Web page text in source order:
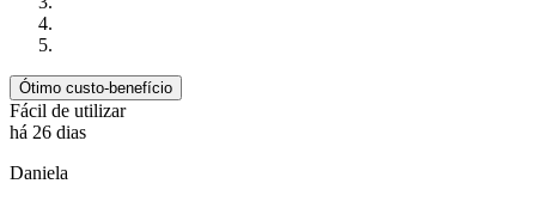
Ótimo custo-benefício
Fácil de utilizar
há 26 dias
Daniela